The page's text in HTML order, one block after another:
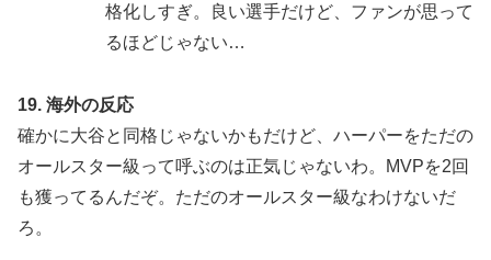
格化しすぎ。良い選手だけど、ファンが思って
るほどじゃない…
19. 海外の反応
確かに大谷と同格じゃないかもだけど、ハーパーをただの
オールスター級って呼ぶのは正気じゃないわ。MVPを2回
も獲ってるんだぞ。ただのオールスター級なわけないだ
ろ。